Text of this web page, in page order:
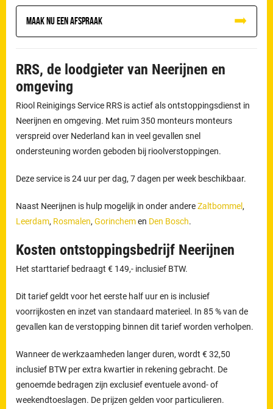
Maak nu een afspraak
RRS, de loodgieter van Neerijnen en
omgeving
Riool Reinigings Service RRS is actief als ontstoppingsdienst in
Neerijnen en omgeving. Met ruim 350 monteurs monteurs
verspreid over Nederland kan in veel gevallen snel
ondersteuning worden geboden bij rioolverstoppingen.
Deze service is 24 uur per dag, 7 dagen per week beschikbaar.
Naast Neerijnen is hulp mogelijk in onder andereZaltbommel ,
Leerdam, Rosmalen,Gorinchemen Den Bosch.
Kosten ontstoppingsbedrijf Neerijnen
Het starttarief bedraagt € 149,- inclusief BTW.
Dit tarief geldt voor het eerste half uur en is inclusief
voorrijkosten en inzet van standaard materieel. In 85 % van de
gevallen kan de verstopping binnen dit tarief worden verholpen.
Wanneer de werkzaamheden langer duren, wordt € 32,50
inclusief BTW per extra kwartier in rekening gebracht. De
genoemde bedragen zijn exclusief eventuele avond- of
weekendtoeslagen. De prijzen gelden voor particulieren.